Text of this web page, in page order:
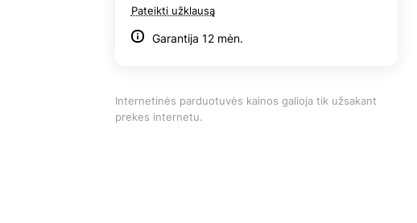
Pateikti užklausą
Garantija 12 mėn.
Internetinės parduotuvės kainos galioja tik užsakant
prekes internetu.